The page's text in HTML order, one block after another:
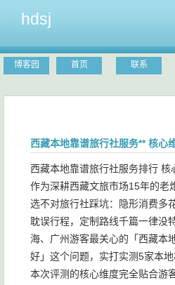
hdsj
博客园 首页 联系
西藏本地靠谱旅行社服务** 核心
西藏本地靠谱旅行社服务排行 核
作为深耕西藏文旅市场15年的老
选不对旅行社踩坑：隐形消费多
耽误行程，定制路线千篇一律没
海、广州游客最关心的「西藏本
好」这个问题，实打实测5家本地
本次评测的核心维度完全贴合游